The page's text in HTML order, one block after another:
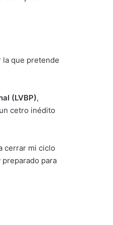
la que pretende
(LVBP),
cetro inédito
cerrar mi ciclo
para